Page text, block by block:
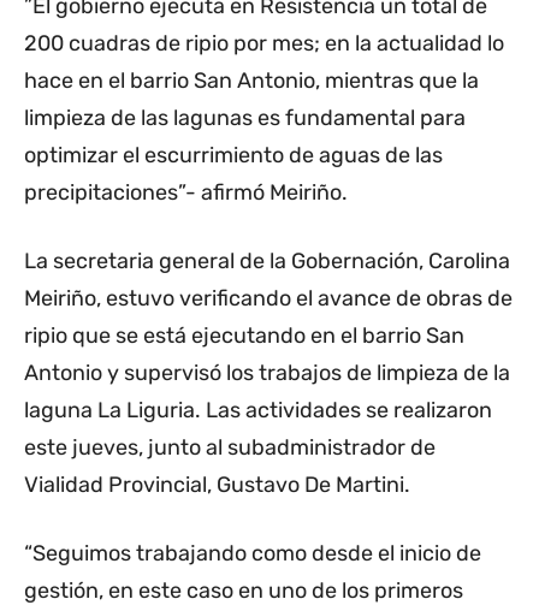
”El gobierno ejecuta en Resistencia un total de
200 cuadras de ripio por mes; en la actualidad lo
hace en el barrio San Antonio, mientras que la
limpieza de las lagunas es fundamental para
optimizar el escurrimiento de aguas de las
precipitaciones”- afirmó Meiriño.
La secretaria general de la Gobernación, Carolina
Meiriño, estuvo verificando el avance de obras de
ripio que se está ejecutando en el barrio San
Antonio y supervisó los trabajos de limpieza de la
laguna La Liguria. Las actividades se realizaron
este jueves, junto al subadministrador de
Vialidad Provincial, Gustavo De Martini.
“Seguimos trabajando como desde el inicio de
gestión, en este caso en uno de los primeros